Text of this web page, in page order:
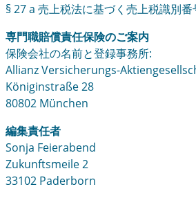
§ 27 a 売上税法に基づく売上税識別
専門職賠償責任保険のご案内
保険会社の名前と登録事務所:
Allianz Versicherungs-
Königinstraße 28
80802 München
編集責任者
Sonja Feierabend
Zukunftsmeile 2
33102 Paderborn